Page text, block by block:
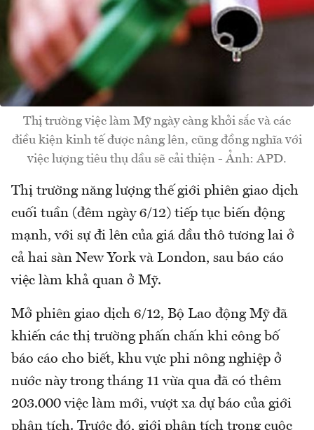
Thị trường việc làm Mỹ ngày càng khởi sắc và các
điều kiện kinh tế được nâng lên, cũng đồng nghĩa với
việc lượng tiêu thụ dầu sẽ cải thiện - Ảnh: APD.
Thị trường năng lượng thế giới phiên giao dịch
cuối tuần (đêm ngày 6/12) tiếp tục biến động
mạnh, với sự đi lên của giá dầu thô tương lai ở
cả hai sàn New York và London, sau báo cáo
việc làm khả quan ở Mỹ.
Mở phiên giao dịch 6/12, Bộ Lao động Mỹ đã
khiến các thị trường phấn chấn khi công bố
báo cáo cho biết, khu vực phi nông nghiệp ở
nước này trong tháng 11 vừa qua đã có thêm
203.000 việc làm mới, vượt xa dự báo của giới
phân tích. Trước đó, giới phân tích trong cuộc